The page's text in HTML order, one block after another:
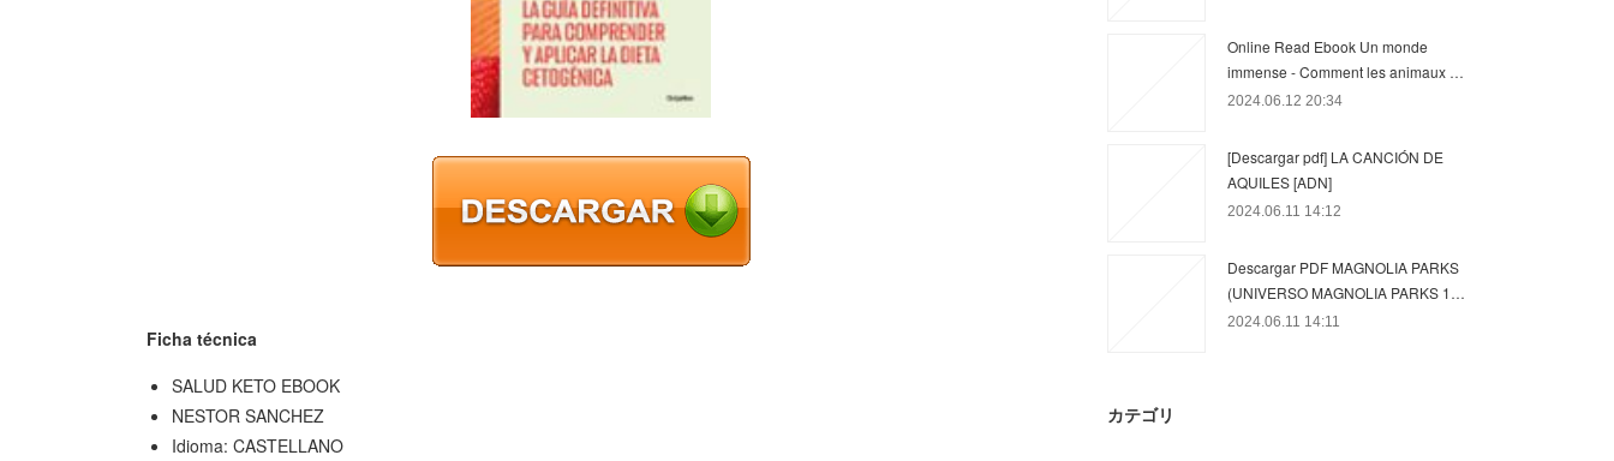
Ficha técnica
SALUD KETO EBOOK
NESTOR SANCHEZ
Idioma: CASTELLANO
Online Read Ebook Un monde
immense - Comment les animaux …
2024.06.12 20:34
[Descargar pdf] LA CANCIÓN DE
AQUILES [ADN]
2024.06.11 14:12
Descargar PDF MAGNOLIA PARKS
(UNIVERSO MAGNOLIA PARKS 1…
2024.06.11 14:11
カテゴリ